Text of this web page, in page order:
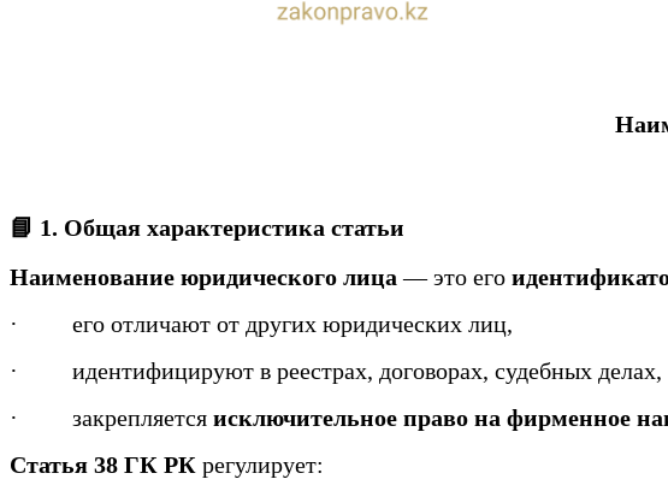
📘 1. Общая характеристика статьи
Наименование юридического лица — это его
· его отличают от других юридических лиц,
· идентифицируют в реестрах, договорах, судебных делах,
· закрепляется исключительное право на фирменное
Статья 38 ГК РК регулирует: